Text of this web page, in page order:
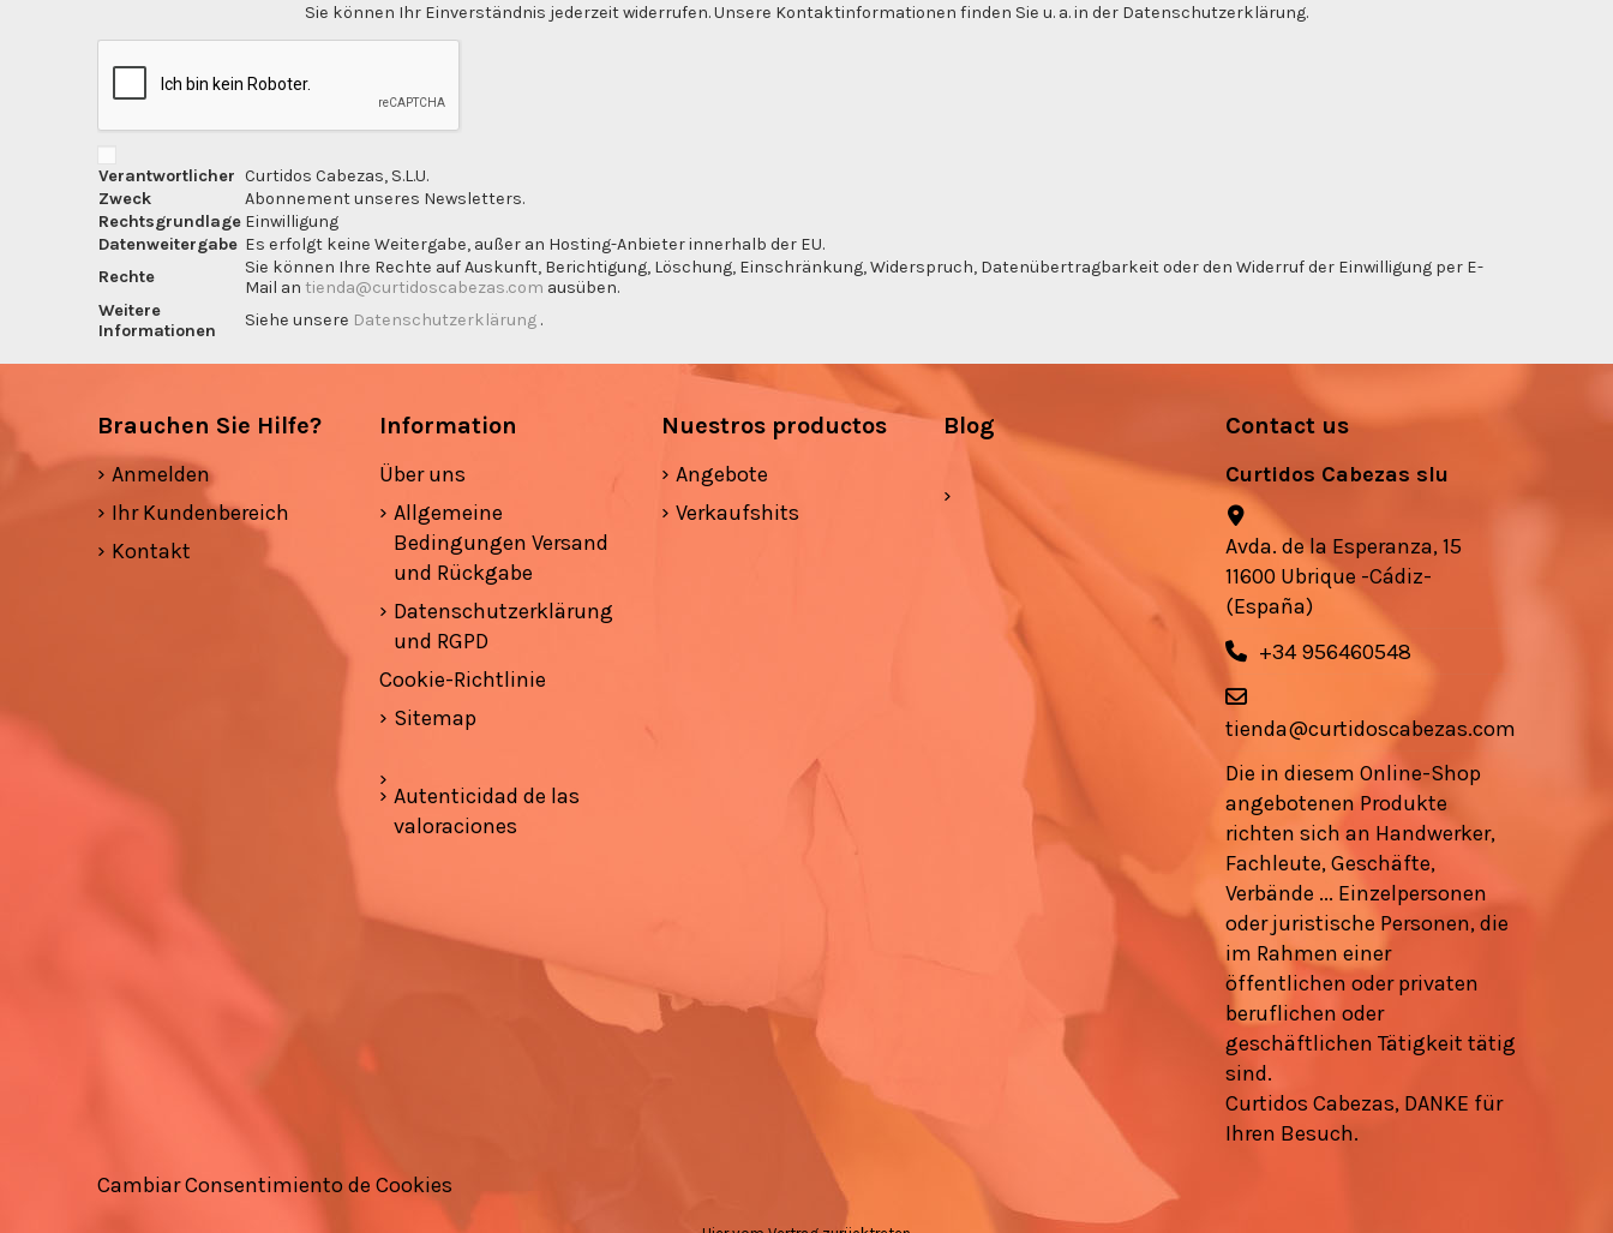
Sie können Ihr Einverständnis jederzeit widerrufen. Unsere Kontaktinformationen finden Sie u. a. in der Datenschutzerklärung.
Verantwortlicher Curtidos Cabezas, S.L.U.
Zweck
Abonnement unseres Newsletters.
Rechtsgrundlage Einwilligung
Datenweitergabe Es erfolgt keine Weitergabe, außer an Hosting-Anbieter innerhalb der EU.
Rechte
Sie können Ihre Rechte auf Auskunft, Berichtigung, Löschung, Einschränkung, Widerspruch, Datenübertragbarkeit oder den Widerruf der Einwilligung per E-
Mail an tienda@curtidoscabezas.com ausüben.
Weitere
Informationen
Siehe unsere Datenschutzerklärung .
Brauchen Sie Hilfe?
Anmelden
Ihr Kundenbereich
Kontakt
Information
Über uns
Allgemeine
Bedingungen Versand
und Rückgabe
Datenschutzerklärung
und RGPD
Cookie-Richtlinie
Sitemap
Autenticidad de las
valoraciones
Nuestros productos
Angebote
Verkaufshits
Blog Contact us
Curtidos Cabezas slu
Avda. de la Esperanza, 15
11600 Ubrique -Cádiz-
(España)
+34 956460548
tienda@curtidoscabezas.com
Die in diesem Online-Shop
angebotenen Produkte
richten sich an Handwerker,
Fachleute, Geschäfte,
Verbände ... Einzelpersonen
oder juristische Personen, die
im Rahmen einer
öffentlichen oder privaten
beruflichen oder
geschäftlichen Tätigkeit tätig
sind.
Curtidos Cabezas, DANKE für
Ihren Besuch.
Cambiar Consentimiento de Cookies